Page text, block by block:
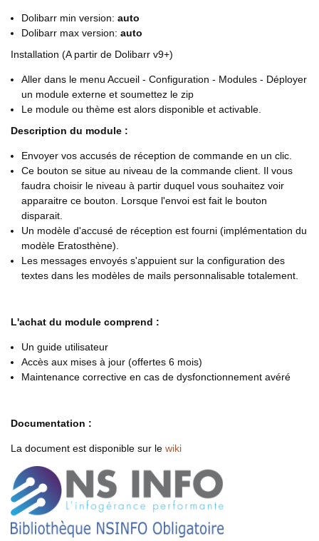
Dolibarr min version: auto
Dolibarr max version: auto
Installation (A partir de Dolibarr v9+)
Aller dans le menu Accueil - Configuration - Modules - Déployer
un module externe et soumettez le zip
Le module ou thème est alors disponible et activable.
Description du module :
Envoyer vos accusés de réception de commande en un clic.
Ce bouton se situe au niveau de la commande client. Il vous
faudra choisir le niveau à partir duquel vous souhaitez voir
apparaitre ce bouton. Lorsque l'envoi est fait le bouton
disparait.
Un modèle d'accusé de réception est fourni (implémentation du
modèle Eratosthène).
Les messages envoyés s'appuient sur la configuration des
textes dans les modèles de mails personnalisable totalement.
L'achat du module comprend :
Un guide utilisateur
Accès aux mises à jour (offertes 6 mois)
Maintenance corrective en cas de dysfonctionnement avéré
Documentation :
La document est disponible sur le wiki